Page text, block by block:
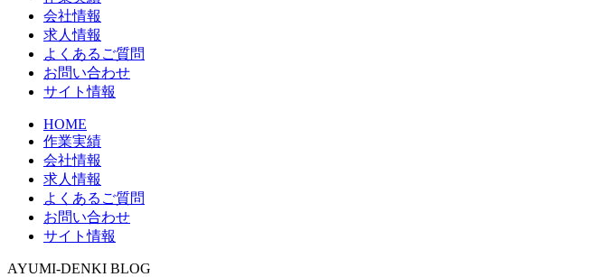
会社情報
求人情報
よくあるご質問
お問い合わせ
サイト情報
HOME
作業実績
会社情報
求人情報
よくあるご質問
お問い合わせ
サイト情報
AYUMI-DENKI BLOG